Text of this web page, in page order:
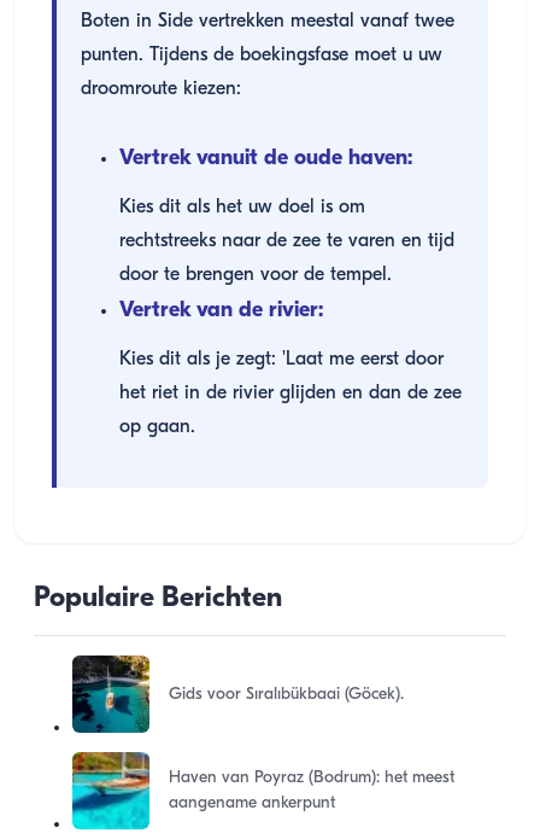
Boten in Side vertrekken meestal vanaf twee
punten. Tijdens de boekingsfase moet u uw
droomroute kiezen:
Vertrek vanuit de oude haven:
Kies dit als het uw doel is om
rechtstreeks naar de zee te varen en tijd
door te brengen voor de tempel.
Vertrek van de rivier:
Kies dit als je zegt: 'Laat me eerst door
het riet in de rivier glijden en dan de zee
op gaan.
Populaire Berichten
Gids voor Sıralıbükbaai (Göcek).
Haven van Poyraz (Bodrum): het meest
aangename ankerpunt